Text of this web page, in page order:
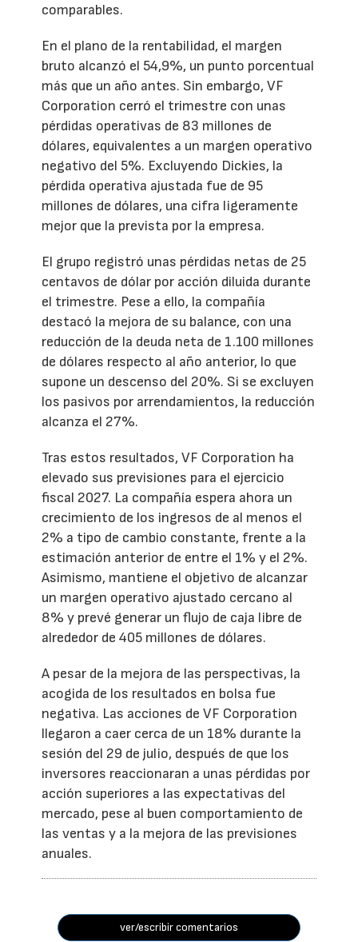
comparables.
En el plano de la rentabilidad, el margen
bruto alcanzó el 54,9%, un punto porcentual
más que un año antes. Sin embargo, VF
Corporation cerró el trimestre con unas
pérdidas operativas de 83 millones de
dólares, equivalentes a un margen operativo
negativo del 5%. Excluyendo Dickies, la
pérdida operativa ajustada fue de 95
millones de dólares, una cifra ligeramente
mejor que la prevista por la empresa.
El grupo registró unas pérdidas netas de 25
centavos de dólar por acción diluida durante
el trimestre. Pese a ello, la compañía
destacó la mejora de su balance, con una
reducción de la deuda neta de 1.100 millones
de dólares respecto al año anterior, lo que
supone un descenso del 20%. Si se excluyen
los pasivos por arrendamientos, la reducción
alcanza el 27%.
Tras estos resultados, VF Corporation ha
elevado sus previsiones para el ejercicio
fiscal 2027. La compañía espera ahora un
crecimiento de los ingresos de al menos el
2% a tipo de cambio constante, frente a la
estimación anterior de entre el 1% y el 2%.
Asimismo, mantiene el objetivo de alcanzar
un margen operativo ajustado cercano al
8% y prevé generar un flujo de caja libre de
alrededor de 405 millones de dólares.
A pesar de la mejora de las perspectivas, la
acogida de los resultados en bolsa fue
negativa. Las acciones de VF Corporation
llegaron a caer cerca de un 18% durante la
sesión del 29 de julio, después de que los
inversores reaccionaran a unas pérdidas por
acción superiores a las expectativas del
mercado, pese al buen comportamiento de
las ventas y a la mejora de las previsiones
anuales.
ver/escribir comentarios